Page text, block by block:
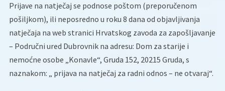
Prijave na natječaj se podnose poštom (preporučenom
pošiljkom), ili neposredno u roku 8 dana od objavljivanja
natječaja na web stranici Hrvatskog zavoda za zapošljavanje
– Područni ured Dubrovnik na adresu: Dom za starije i
nemoćne osobe „Konavle“, Gruda 152, 20215 Gruda, s
naznakom: „ prijava na natječaj za radni odnos – ne otvaraj“.